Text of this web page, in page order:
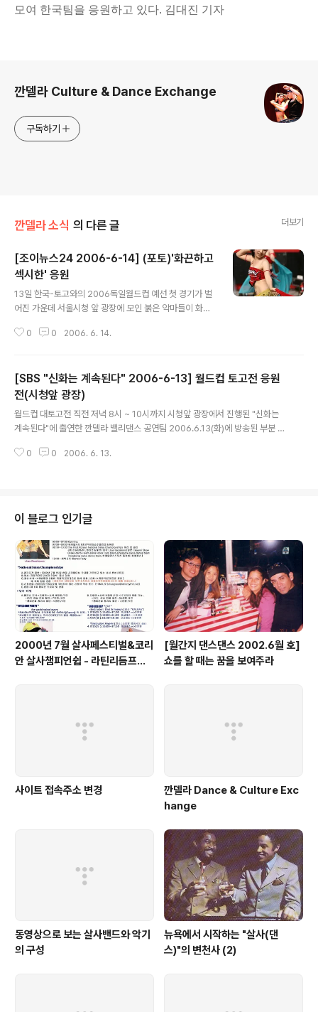
모여 한국팀을 응원하고 있다. 김대진 기자
깐델라 Culture & Dance Exchange
구독하기
깐델라 소식 의 다른 글 더보기
[조이뉴스24 2006-6-14] (포토)'화끈하고
섹시한' 응원
13일 한국-토고와의 2006독일월드컵 예선 첫 경기가 벌
어진 가운데 서울시청 앞 광장에 모인 붉은 악마들이 화끈
hoto@joynews24.com
0 0 2006. 6. 14.
[SBS "신화는 계속된다" 2006-6-13] 월드컵 토고전 응원
전(시청앞 광장)
월드컵 대토고전 직전 저녁 8시 ~ 10시까지 시청앞 광장에서 진행된 "신화는
계속된다"에 출연한 깐델라 밸리댄스 공연팀 2006.6.13(화)에 방송된 부분 중
스튜디오
0 0 2006. 6. 13.
이 블로그 인기글
2000년 7월 살사페스티벌&코리
안 살사챔피언쉽 - 라틴리듬프로
[월간지 댄스댄스 2002.6월 호]
쇼를 할 때는 꿈을 보여주라
사이트 접속주소 변경
깐델라 Dance & Culture Exc
hange
동영상으로 보는 살사밴드와 악기
의 구성
뉴욕에서 시작하는 "살사(댄
스)"의 변천사 (2)